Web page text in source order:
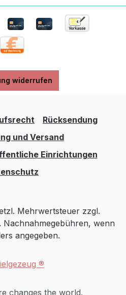
widerrufen
Rücksendung
und Versand
Einrichtungen
Mehrwertsteuer zzgl.
Nachnahmegebühren, wenn
angegeben.
®
changes the world.